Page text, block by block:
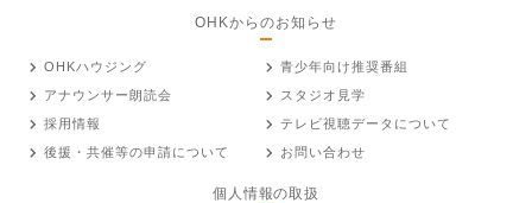
OHKからのお知らせ
OHKハウジング
青少年向け推奨番組
アナウンサー朗読会
スタジオ見学
採用情報
テレビ視聴データについて
後援・共催等の申請について
お問い合わせ
個人情報の取扱